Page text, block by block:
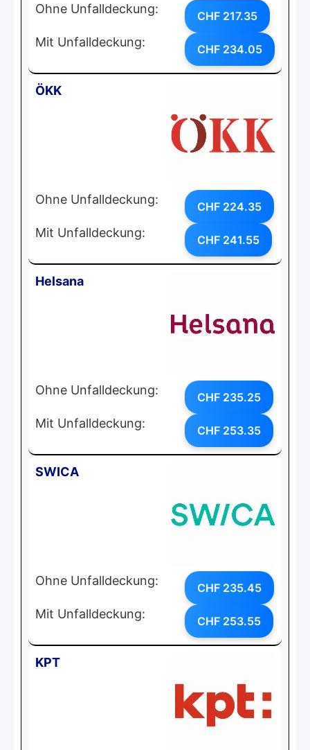
Ohne Unfalldeckung: CHF 217.35
Mit Unfalldeckung: CHF 234.05
ÖKK
Ohne Unfalldeckung: CHF 224.35
Mit Unfalldeckung: CHF 241.55
Helsana
Ohne Unfalldeckung: CHF 235.25
Mit Unfalldeckung: CHF 253.35
SWICA
Ohne Unfalldeckung: CHF 235.45
Mit Unfalldeckung: CHF 253.55
KPT